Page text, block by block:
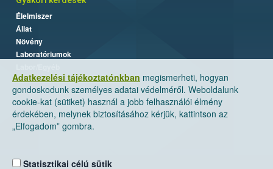
Adatkezelési tájékoztatónkban megismerheti, hogyan
gondoskodunk személyes adatai védelméről. Weboldalunk
cookie-kat (sütiket) használ a jobb felhasználói élmény
érdekében, melynek biztosításához kérjük, kattintson az
„Elfogadom” gombra.
Statisztikai célú sütik
Élelmiszer
Állat
Növény
Laboratóriumok